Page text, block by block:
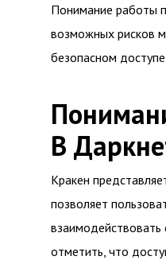
Понимание работы
возможных рисков
безопасном
В
Кракен
позволяет
отметить, что